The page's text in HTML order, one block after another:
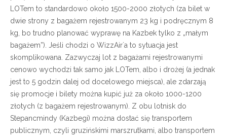
LOTem to standardowo około 1500-2000 złotych (za bilet w
dwie strony z bagażem rejestrowanym 23 kg i podręcznym 8
kg, bo trudno planować wyprawę na Kazbek tylko z „małym
bagażem”). Jeśli chodzi o WizzAir`a to sytuacja jest
skomplikowana. Zazwyczaj lot z bagażami rejestrowanymi
cenowo wychodzi tak samo jak LOTem, albo i drożej (a jednak
jest to 5 godzin dalej od docelowego miejsca), ale zdarzają
się promocje i bilety można kupić już za około 1000-1200
złotych (z bagażem rejestrowanym). Z obu lotnisk do
Stepancmindy (Kazbegi) można dostać się transportem
publicznym, czyli gruzińskimi marszrutkami, albo transportem